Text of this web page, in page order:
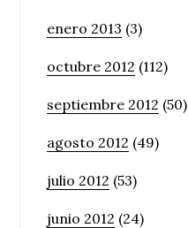
enero 2013 (3)
octubre 2012 (112)
septiembre 2012 (50)
agosto 2012 (49)
julio 2012 (53)
junio 2012 (24)